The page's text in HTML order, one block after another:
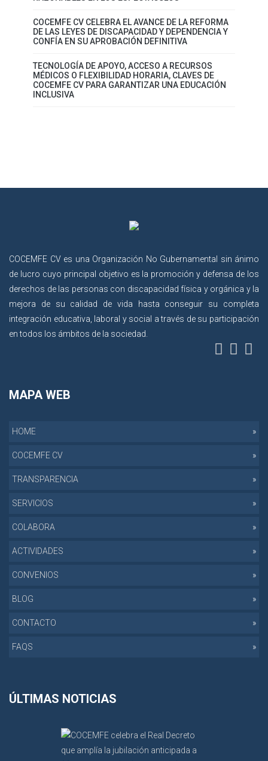
COCEMFE CV CELEBRA EL AVANCE DE LA REFORMA
DE LAS LEYES DE DISCAPACIDAD Y DEPENDENCIA Y
CONFÍA EN SU APROBACIÓN DEFINITIVA
TECNOLOGÍA DE APOYO, ACCESO A RECURSOS
MÉDICOS O FLEXIBILIDAD HORARIA, CLAVES DE
COCEMFE CV PARA GARANTIZAR UNA EDUCACIÓN
INCLUSIVA
COCEMFE CV es una Organización No Gubernamental sin ánimo
de lucro cuyo principal objetivo es la promoción y defensa de los
derechos de las personas con discapacidad física y orgánica y la
mejora de su calidad de vida hasta conseguir su completa
integración educativa, laboral y social a través de su participación
en todos los ámbitos de la sociedad.
MAPA WEB
HOME
COCEMFE CV
TRANSPARENCIA
SERVICIOS
COLABORA
ACTIVIDADES
CONVENIOS
BLOG
CONTACTO
FAQS
ÚLTIMAS NOTICIAS